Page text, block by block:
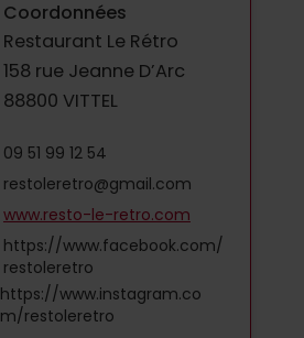
Coordonnées
Restaurant Le Rétro
158 rue Jeanne D’Arc
88800 VITTEL
09 51 99 12 54
restoleretro@gmail.com
www.resto-le-retro.com
https://www.facebook.com/
restoleretro
https://www.instagram.co
m/restoleretro